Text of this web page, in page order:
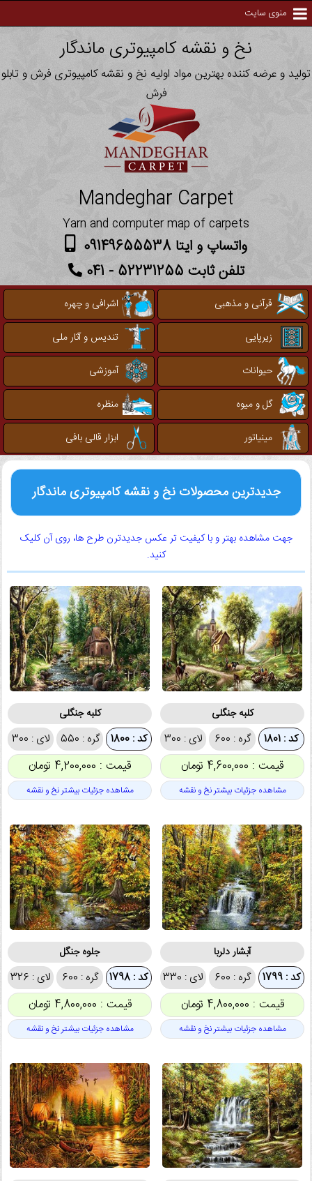
منوی سایت
نخ و نقشه کامپیوتری ماندگار
تولید و عرضه کننده بهترین مواد اولیه نخ و نقشه کامپیوتری فرش و تابلو
فرش
Mandeghar Carpet
Yarn and computer map of carpets
واتساپ و ایتا 09149655538
تلفن ثابت 52231255 - 041
قرآنی و مذهبی
اشرافی و چهره
زیرپایی
تندیس و آثار ملی
حیوانات
آموزشی
گل و میوه
منظره
مینیاتور
ابزار قالی بافی
جدیدترین محصولات نخ و نقشه کامپیوتری ماندگار
جهت مشاهده بهتر و با کیفیت تر عکس جدیدترن طرح ها، روی آن کلیک
کنید.
کلبه جنگلی
کد : 1801 گره : 600 لای : 300
قیمت : 4,600,000 تومان
مشاهده جزئیات بیشتر نخ و نقشه
کلبه جنگلی
کد : 1800 گره : 550 لای : 300
قیمت : 4,200,000 تومان
مشاهده جزئیات بیشتر نخ و نقشه
آبشار دلربا
کد : 1799 گره : 600 لای : 330
قیمت : 4,800,000 تومان
مشاهده جزئیات بیشتر نخ و نقشه
جلوه جنگل
کد : 1798 گره : 600 لای : 326
قیمت : 4,800,000 تومان
مشاهده جزئیات بیشتر نخ و نقشه